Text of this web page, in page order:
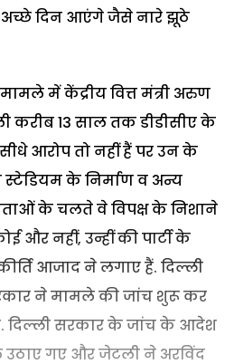
अच्छे दिन आएंगे जैसे नारे झूठे
में केंद्रीय वित्त मंत्री अरुण
करीब 13 साल तक डीडीसीए के
आरोप तो नहीं हैं पर उन के
के निर्माण व अन्य
के चलते वे विपक्ष के निशाने
और नहीं, उन्हीं की पार्टी के
आजाद ने लगाए हैं. दिल्ली
ने मामले की जांच शुरू कर
दिल्ली सरकार के जांच के आदेश
उठाए गए और जेटली ने अरविंद